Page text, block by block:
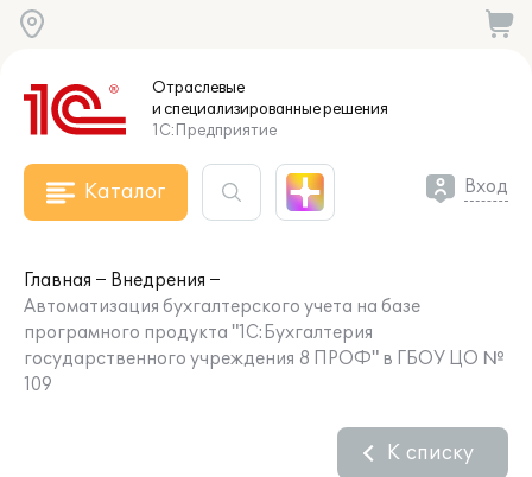
Отраслевые
и специализированныерешения
1С:Предприятие
Каталог Вход
Главная
Внедрения
Автоматизация бухгалтерского учета на базе
програмного продукта "1С:Бухгалтерия
государственного учреждения 8 ПРОФ" в ГБОУ ЦО №
109
К списку